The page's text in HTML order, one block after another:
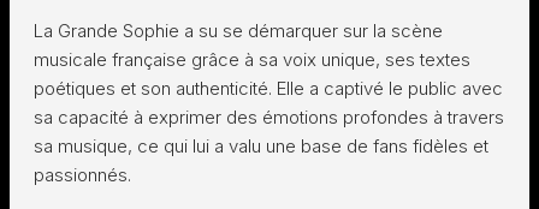
La Grande Sophie a su se démarquer sur la scène
musicale française grâce à sa voix unique, ses textes
poétiques et son authenticité. Elle a captivé le public avec
sa capacité à exprimer des émotions profondes à travers
sa musique, ce qui lui a valu une base de fans fidèles et
passionnés.